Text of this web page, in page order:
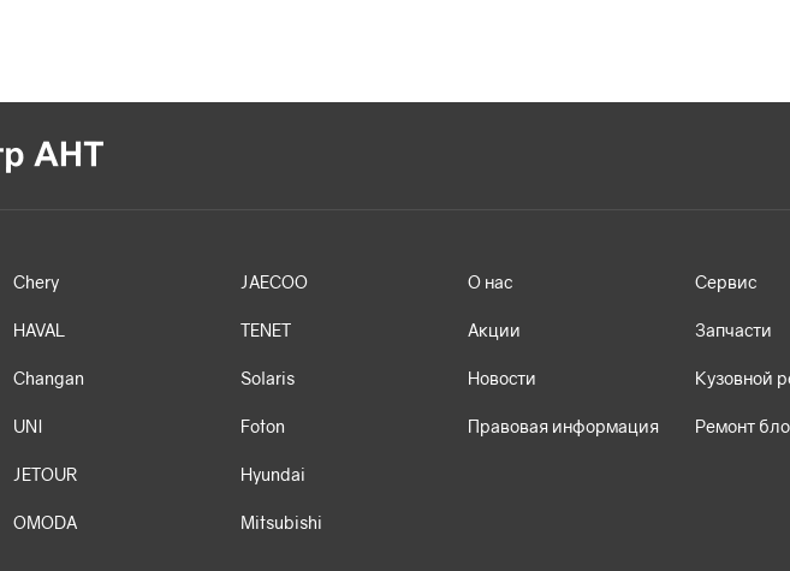
Chery
HAVAL
Changan
UNI
JETOUR
OMODA
JAECOO
TENET
Solaris
Foton
Hyundai
Mitsubishi
О нас
Акции
Новости
Правовая информация
Сервис
Запчасти
Кузовной
Ремонт